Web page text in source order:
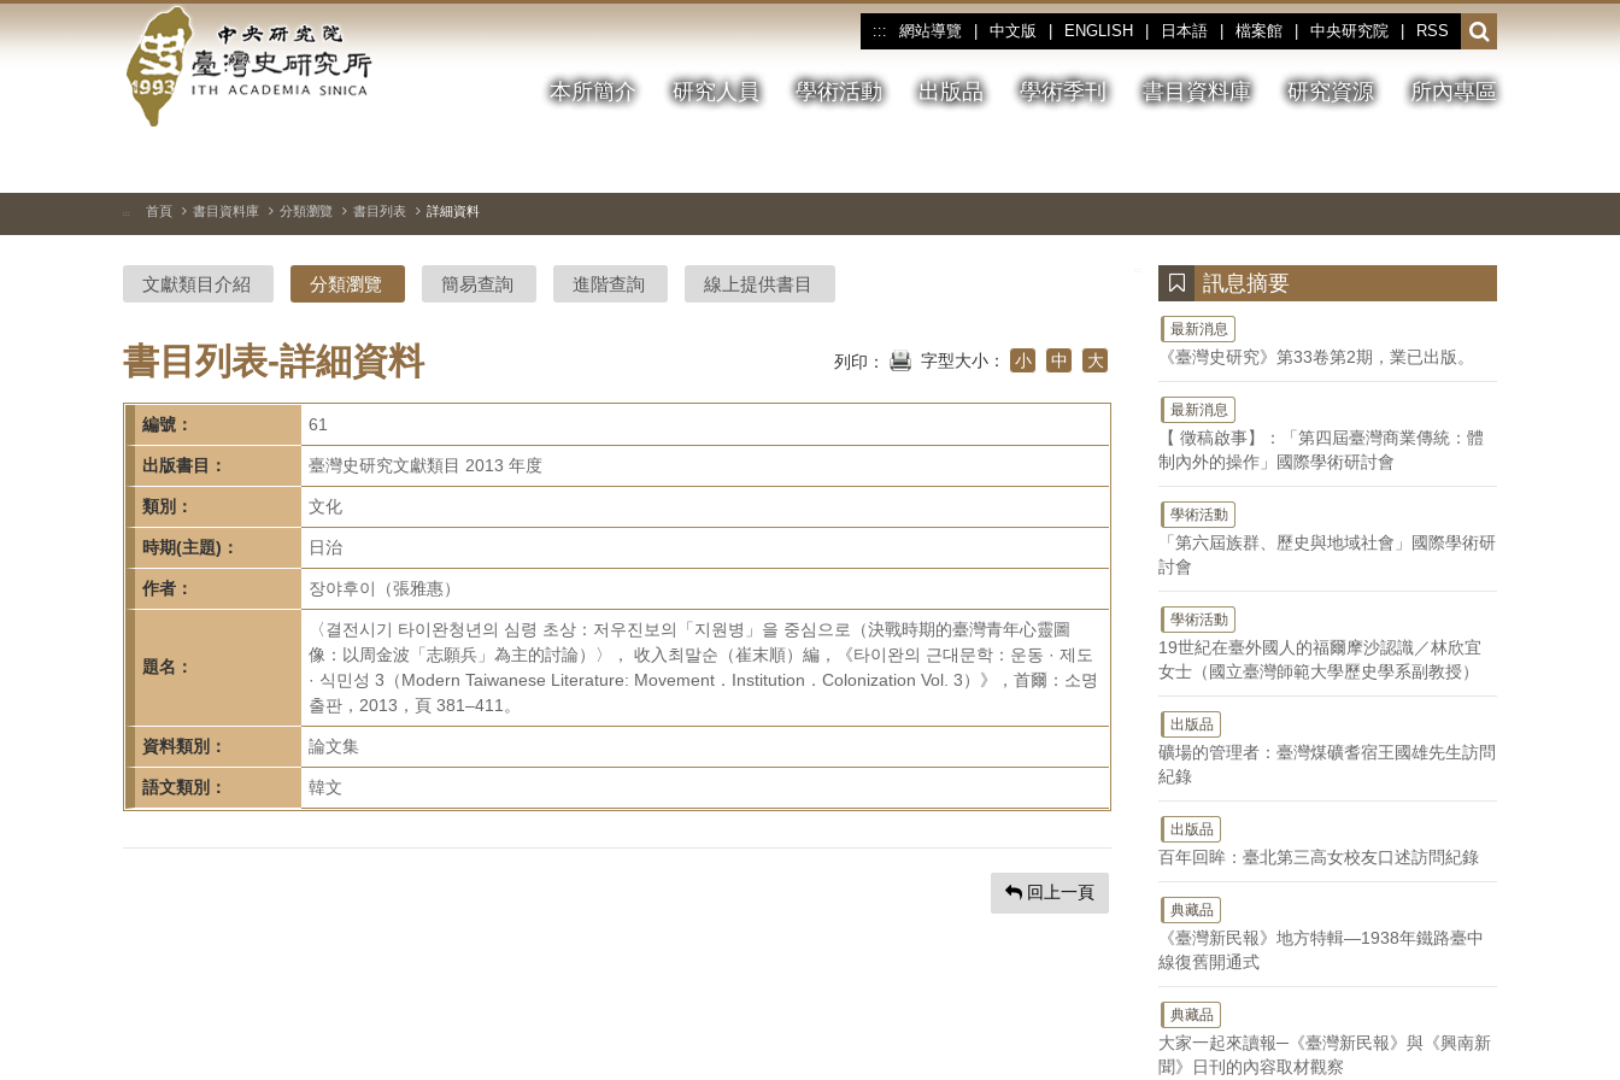
到
中
央
研
院-
臺
灣
史
研
究
所-
首
頁
::: 網站導覽 中文版 ENGLISH 日本語 檔案館 中央研究院 RSS
開
啟
或
收
本所簡介 研究人員 學術活動 出版品 學術季刊 書目資料庫 研究資源 所內專區
停、
圖
圖
結
::: 首頁 書目資料庫 分類瀏覽 書目列表 詳細資料
文獻類目介紹 分類瀏覽 簡易查詢 進階查詢 線上提供書目
書目列表-詳細資料 列印： 字型大小： 小 中 大
編號： 61
出版書目： 臺灣史研究文獻類目 2013 年度
類別： 文化
時期(主題)： 日治
作者： 장야후이（張雅惠）
題名：
〈결전시기 타이완청년의 심령 초상：저우진보의「지원병」을 중심으로（決戰時期的臺灣青年心靈圖
像：以周金波「志願兵」為主的討論）〉， 收入최말순（崔末順）編，《타이완의 근대문학：운동 · 제도
· 식민성 3（Modern Taiwanese Literature: Movement．Institution．Colonization Vol. 3）》，首爾：소명
출판，2013，頁 381–411。
資料類別： 論文集
語文類別： 韓文
回上一頁
訊息摘要
最新消息
《臺灣史研究》第33卷第2期，業已出版。
最新消息
【 徵稿啟事】：「第四屆臺灣商業傳統：體
制內外的操作」國際學術研討會
學術活動
「第六屆族群、歷史與地域社會」國際學術研
討會
學術活動
19世紀在臺外國人的福爾摩沙認識／林欣宜
女士（國立臺灣師範大學歷史學系副教授）
出版品
礦場的管理者：臺灣煤礦耆宿王國雄先生訪問
紀錄
出版品
百年回眸：臺北第三高女校友口述訪問紀錄
典藏品
《臺灣新民報》地方特輯—1938年鐵路臺中
線復舊開通式
典藏品
大家一起來讀報─《臺灣新民報》與《興南新
聞》日刊的內容取材觀察